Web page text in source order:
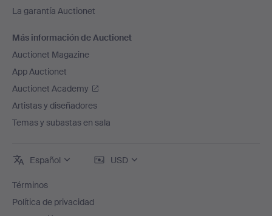
La garantía Auctionet
Más información de Auctionet
Auctionet Magazine
App Auctionet
Auctionet Academy
Artistas y diseñadores
Temas y subastas en sala
Español USD
Términos
Política de privacidad